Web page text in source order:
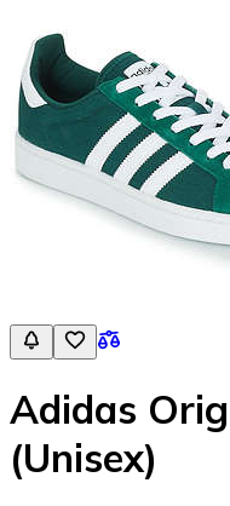
Adidas
(Unisex)